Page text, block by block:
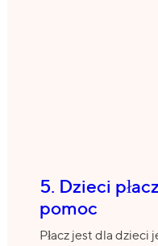
5. Dzieci
pomoc
Płacz jest dla dzieci